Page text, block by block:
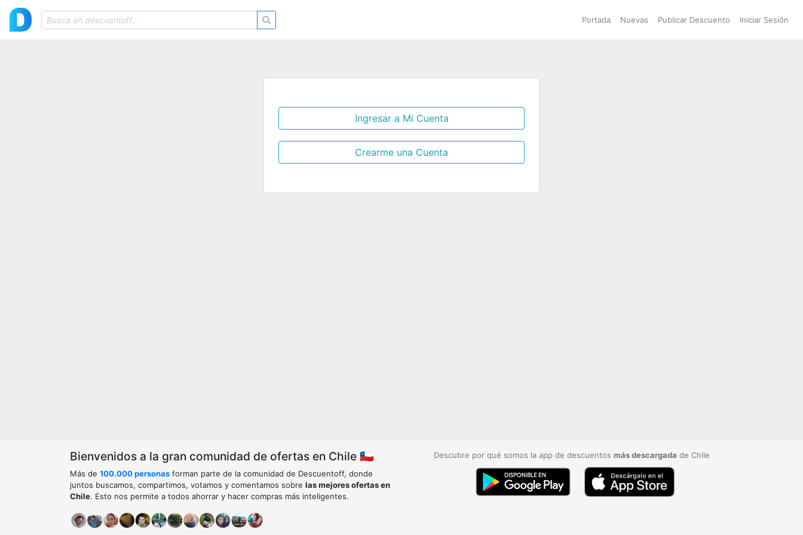
Portada Nuevas Publicar Descuento Iniciar Sesión
Ingresar a Mi Cuenta
Crearme una Cuenta
Bienvenidos a la gran comunidad de ofertas en Chile 🇨🇱
Más de 100.000 personas forman parte de la comunidad de Descuentoff, donde
juntos buscamos, compartimos, votamos y comentamos sobre las mejores ofertas en
Chile. Esto nos permite a todos ahorrar y hacer compras más inteligentes.
Descubre por qué somos la app de descuentos más descargada de Chile